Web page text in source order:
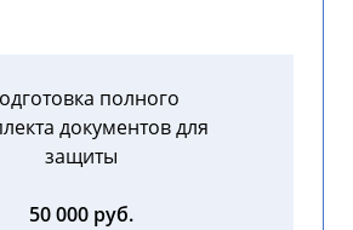
полного
документов для
защиты
50 000 руб.